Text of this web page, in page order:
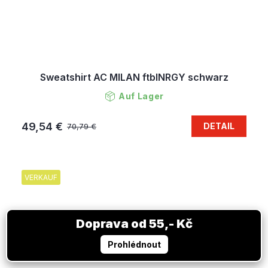
Sweatshirt AC MILAN ftblNRGY schwarz
Auf Lager
70,79 €
49,54 € DETAIL
VERKAUF